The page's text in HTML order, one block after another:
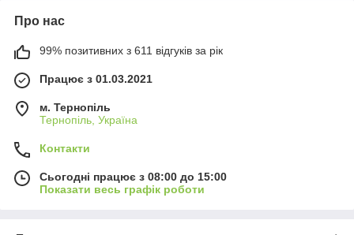
Про нас
99% позитивних з 611 відгуків за рік
Працює з 01.03.2021
м. Тернопіль
Тернопіль, Україна
Контакти
Сьогодні працює з 08:00 до 15:00
Показати весь графік роботи